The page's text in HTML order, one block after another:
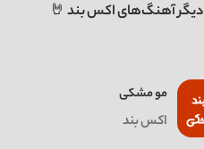
دیگر آهنگ‌های اکس بند 🤘
مو مشکی
اکس بند